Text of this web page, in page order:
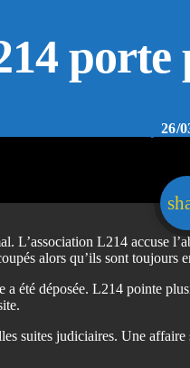
porte
26/
L214 accuse
alors qu’ils sont toujours
été déposée. L214 pointe
suites judiciaires. Une